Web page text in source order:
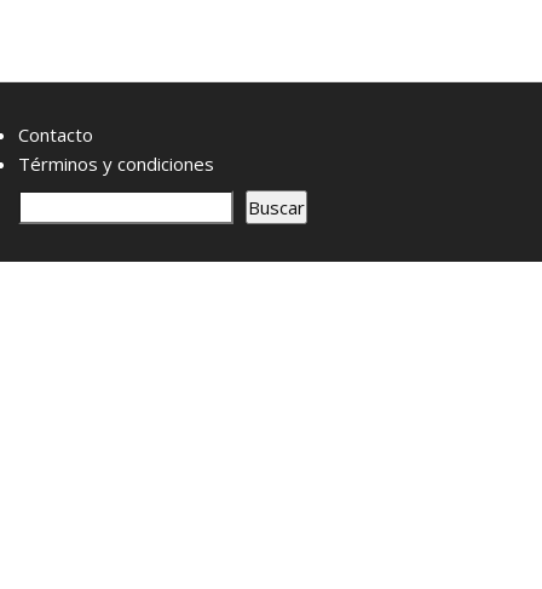
Contacto
Términos y condiciones
u
s
Buscar